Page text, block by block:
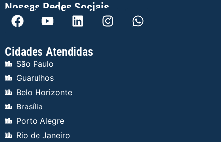
Nossas Redes Sociais
Cidades Atendidas
São Paulo
Guarulhos
Belo Horizonte
Brasília
Porto Alegre
Rio de Janeiro